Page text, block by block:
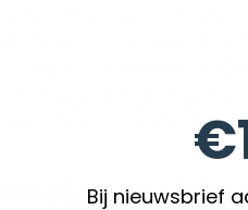
clickwaste zonder
kraan en overweeg een
. Zoek je een
wordt regelmatig
contact op voor actuele
Bij nieuwsbrief